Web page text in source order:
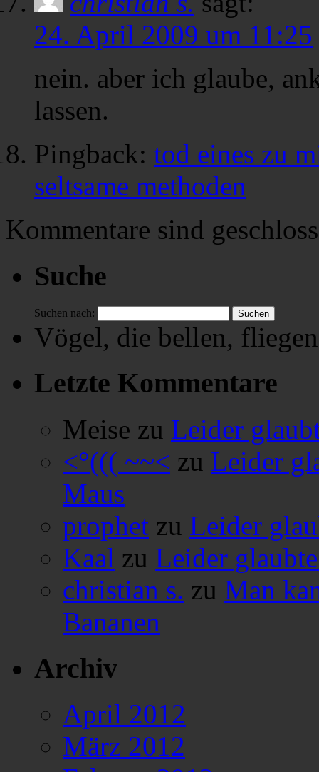
24. April 2009 um 11:25
nein. aber ich glaube,
lassen.
Pingback: tod eines zu
seltsame methoden
Kommentare sind
Suche
Suchen nach:
Vögel, die bellen,
Letzte Kommentare
Meise zu Leider
<°((( ~~< zu Leider
Maus
prophet zu Leider
Kaal zu Leider
christian s. zu Man
Bananen
Archiv
April 2012
März 2012